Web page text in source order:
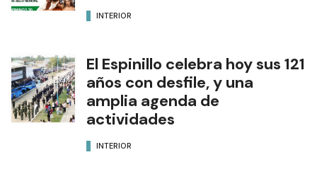
INTERIOR
El Espinillo celebra hoy sus 121
años con desfile, y una
amplia agenda de
actividades
INTERIOR